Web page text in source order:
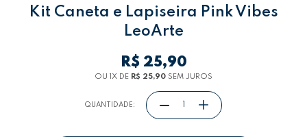
Kit Caneta e Lapiseira Pink Vibes
LeoArte
R$ 25,90
OU 1X DE R$ 25,90 SEM JUROS
QUANTIDADE: